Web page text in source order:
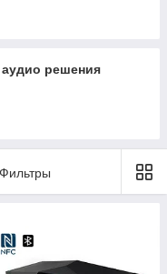
решения
Фильтры